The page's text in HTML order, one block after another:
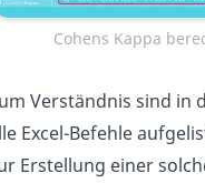
Cohens Kappa
Verständnis sind in
Excel-Befehle
Erstellung einer